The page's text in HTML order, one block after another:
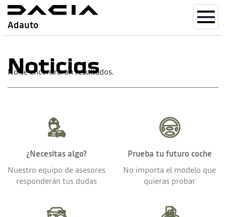
Adauto
Noticias
No se encontraron resultados.
¿Necesitas algo?
Nuestro equipo de asesores
responderán tus dudas
Prueba tu futuro coche
No importa el modelo que
quieras probar